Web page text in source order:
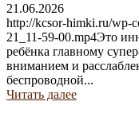
21.06.2026
http://kcsor-himki.ru/wp-
21_11-59-00.mp4Это
ребёнка главному
вниманием и
беспроводной...
Читать далее